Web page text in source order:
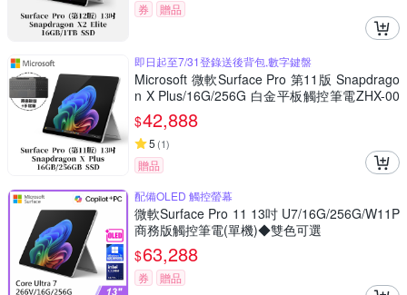
券 贈品
即日起至7/31登錄送後背包,數字鍵盤
Microsoft 微軟Surface Pro 第11版 Snapdrago
n X Plus/16G/256G 白金平板觸控筆電ZHX-00
016[附特製專業鍵盤+手寫筆組]
$42,888
5 (1)
贈品
配備OLED 觸控螢幕
微軟Surface Pro 11 13吋 U7/16G/256G/W11P
商務版觸控筆電(單機)◆雙色可選
$63,288
券 贈品